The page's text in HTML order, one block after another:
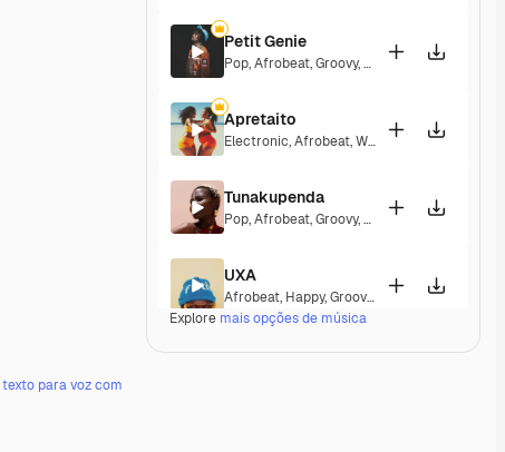
texto para voz com
Petit Genie
Pop,Afrobeat,Groovy,Energetic ,Upbeat
Apretaito
Electronic,Afrobeat,World , Latin,Groovy
Tunakupenda
Pop,Afrobeat,Groovy,Melancholic
UXA
Afrobeat, Happy,Groovy , Upbeat
Free My Spirit
Explore mais opções de música